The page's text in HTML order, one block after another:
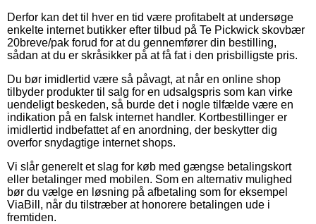
Derfor kan det til hver en tid være profitabelt at undersøge
enkelte internet butikker efter tilbud på Te Pickwick skovbær
20breve/pak forud for at du gennemfører din bestilling,
sådan at du er skråsikker på at få fat i den prisbilligste pris.
Du bør imidlertid være så påvagt, at når en online shop
tilbyder produkter til salg for en udsalgspris som kan virke
uendeligt beskeden, så burde det i nogle tilfælde være en
indikation på en falsk internet handler. Kortbestillinger er
imidlertid indbefattet af en anordning, der beskytter dig
overfor snydagtige internet shops.
Vi slår generelt et slag for køb med gængse betalingskort
eller betalinger med mobilen. Som en alternativ mulighed
bør du vælge en løsning på afbetaling som for eksempel
ViaBill, når du tilstræber at honorere betalingen ude i
fremtiden.